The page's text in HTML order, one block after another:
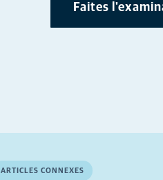
Faites
ARTICLES CONNEXES